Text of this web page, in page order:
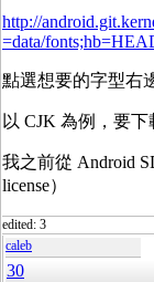
http://
=data/
點選想要的字型右
以 CJK 為例，要下
我之前從 Android
license）
edited: 3
caleb
30